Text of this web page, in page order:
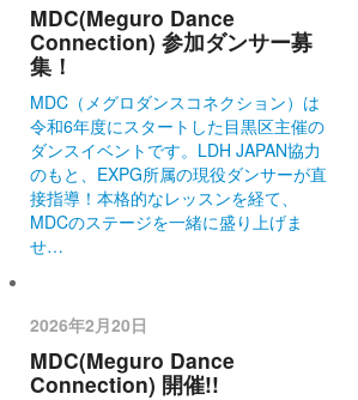
MDC(Meguro Dance
Connection) 参加ダンサー募
集！
MDC（メグロダンスコネクション）は
令和6年度にスタートした目黒区主催の
ダンスイベントです。LDH JAPAN協力
のもと、EXPG所属の現役ダンサーが直
接指導！本格的なレッスンを経て、
MDCのステージを一緒に盛り上げま
せ…
2026年2月20日
MDC(Meguro Dance
Connection) 開催!!